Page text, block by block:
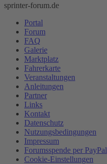
sprinter-forum.de
Portal
Forum
FAQ
Galerie
Marktplatz
Fahrerkarte
Veranstaltungen
Anleitungen
Partner
Links
Kontakt
Datenschutz
Nutzungsbedingungen
Impressum
Forumsspende per PayPal
Cookie-Einstellungen